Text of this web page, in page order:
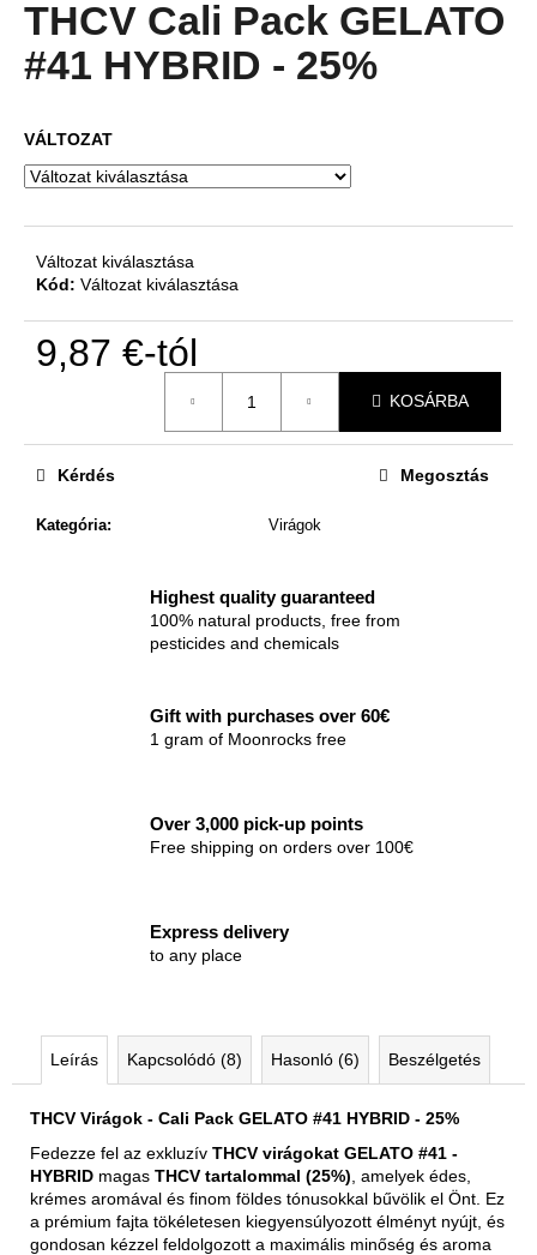
értékelése
5-
ből
THCV Cali Pack GELATO
#41 HYBRID - 25%
VÁLTOZAT
Változat kiválasztása
Kód: Változat kiválasztása
9,87 €-tól
KOSÁRBA
Kategória: Virágok
Kérdés Megosztás
Highest quality guaranteed
100% natural products, free from
pesticides and chemicals
Gift with purchases over 60€
1 gram of Moonrocks free
Over 3,000 pick-up points
Free shipping on orders over 100€
Express delivery
to any place
Leírás Kapcsolódó (8) Hasonló (6) Beszélgetés
THCV Virágok - Cali Pack GELATO #41 HYBRID - 25%
Fedezze fel az exkluzív THCV virágokat GELATO #41 -
HYBRID magas THCV tartalommal (25%) , amelyek édes,
krémes aromával és finom földes tónusokkal bűvölik el Önt. Ez
a prémium fajta tökéletesen kiegyensúlyozott élményt nyújt, és
gondosan kézzel feldolgozott a maximális minőség és aroma
A
n
l
u
k